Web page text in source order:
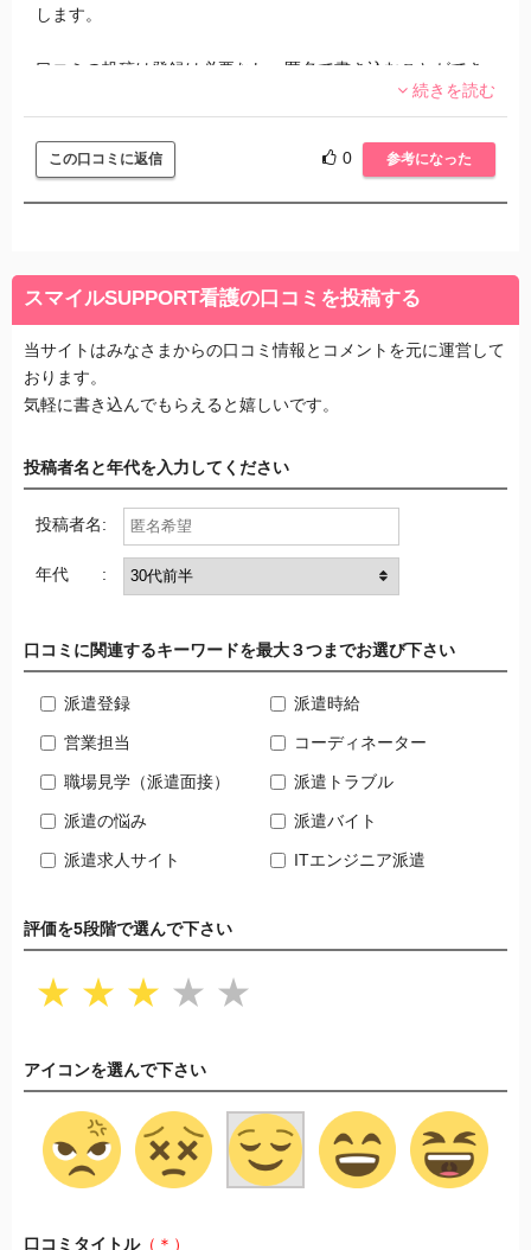
ルSUPPORT看護を利用して本当に良かったです。
します。
口コミの投稿は登録は必要なし、匿名で書き込むことができ
ぜひ、あなたの口コミ・評価を教えてください！
続きを読む
この口コミに返信 0 参考になった
スマイルSUPPORT看護の口コミを投稿する
当サイトはみなさまからの口コミ情報とコメントを元に運営して
おります。
気軽に書き込んでもらえると嬉しいです。
投稿者名と年代を入力してください
投稿者名:
年代 :
口コミに関連するキーワードを最大３つまでお選び下さい
派遣登録 派遣時給
営業担当 コーディネーター
職場見学（派遣面接） 派遣トラブル
派遣の悩み 派遣バイト
派遣求人サイト ITエンジニア派遣
評価を5段階で選んで下さい
★ ★ ★ ★ ★
アイコンを選んで下さい
口コミタイトル（＊）